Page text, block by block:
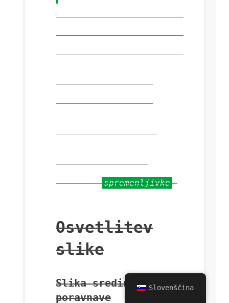
Podčrtana oznaka opuščeno
v HTML 4, ponovno uvedeno
v HTML5 z drugo semantiko
Ta oznaka prikazuje
podčrtano besedilo.
Oznaka spremenljivke
To vam omogoča, da
označite spremenljivke .
Osvetlitev
slike
Slika sredinske
poravnave
Slovenščina